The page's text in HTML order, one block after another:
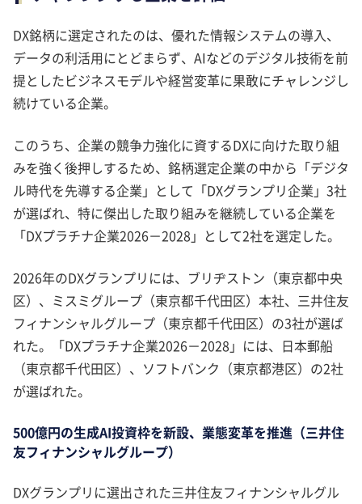
DX銘柄に選定されたのは、優れた情報システムの導入、
データの利活用にとどまらず、AIなどのデジタル技術を前
提としたビジネスモデルや経営変革に果敢にチャレンジし
続けている企業。
このうち、企業の競争力強化に資するDXに向けた取り組
みを強く後押しするため、銘柄選定企業の中から「デジタ
ル時代を先導する企業」として「DXグランプリ企業」3社
が選ばれ、特に傑出した取り組みを継続している企業を
「DXプラチナ企業2026－2028」として2社を選定した。
2026年のDXグランプリには、ブリヂストン（東京都中央
区）、ミスミグループ（東京都千代田区）本社、三井住友
フィナンシャルグループ（東京都千代田区）の3社が選ば
れた。「DXプラチナ企業2026－2028」には、日本郵船
（東京都千代田区）、ソフトバンク（東京都港区）の2社
が選ばれた。
500億円の生成AI投資枠を新設、業態変革を推進（三井住
友フィナンシャルグループ）
DXグランプリに選出された三井住友フィナンシャルグル